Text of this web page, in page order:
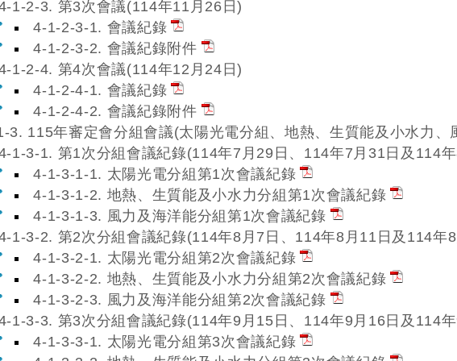
1-2-3. 第3次會議(114年11月26日)
4-1-2-3-1. 會議紀錄
4-1-2-3-2. 會議紀錄附件
1-2-4. 第4次會議(114年12月24日)
4-1-2-4-1. 會議紀錄
4-1-2-4-2. 會議紀錄附件
3. 115年審定會分組會議(太陽光電分組、地熱、生質能及小水力、
1-3-1. 第1次分組會議紀錄(114年7月29日、114年7月31日及114
4-1-3-1-1. 太陽光電分組第1次會議紀錄
4-1-3-1-2. 地熱、生質能及小水力分組第1次會議紀錄
4-1-3-1-3. 風力及海洋能分組第1次會議紀錄
1-3-2. 第2次分組會議紀錄(114年8月7日、114年8月11日及114年
4-1-3-2-1. 太陽光電分組第2次會議紀錄
4-1-3-2-2. 地熱、生質能及小水力分組第2次會議紀錄
4-1-3-2-3. 風力及海洋能分組第2次會議紀錄
1-3-3. 第3次分組會議紀錄(114年9月15日、114年9月16日及114
4-1-3-3-1. 太陽光電分組第3次會議紀錄